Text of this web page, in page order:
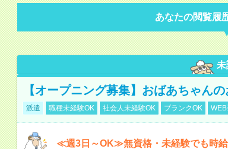
あなたの閲覧履
未
【オープニング募集】おばあちゃん
派遣 職種未経験OK 社会人未経験OK ブランクOK
≪週3日～OK≫無資格・未経験でも時給